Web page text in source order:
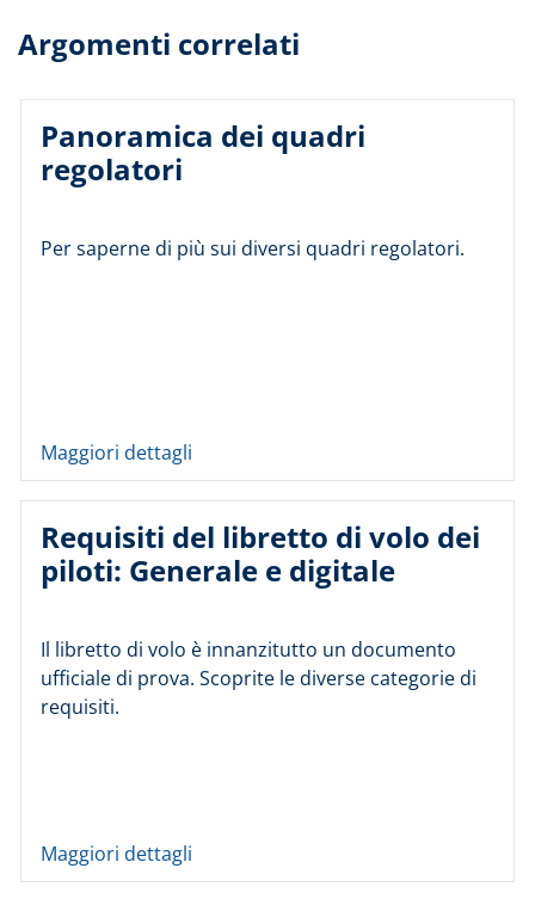
Argomenti correlati
Panoramica dei quadri
regolatori
Per saperne di più sui diversi quadri regolatori.
Maggiori dettagli
Requisiti del libretto di volo dei
piloti: Generale e digitale
Il libretto di volo è innanzitutto un documento
ufficiale di prova. Scoprite le diverse categorie di
requisiti.
Maggiori dettagli